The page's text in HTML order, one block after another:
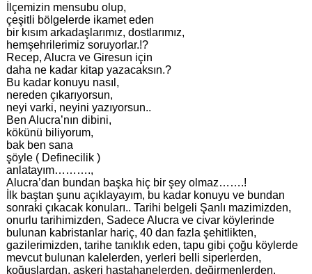
İlçemizin mensubu olup,
çeşitli bölgelerde ikamet eden
bir kısım arkadaşlarımız, dostlarımız,
hemşehrilerimiz soruyorlar.!?
Recep, Alucra ve Giresun için
daha ne kadar kitap yazacaksın.?
Bu kadar konuyu nasıl,
nereden çıkarıyorsun,
neyi varki, neyini yazıyorsun..
Ben Alucra’nın dibini,
kökünü biliyorum,
bak ben sana
şöyle ( Definecilik )
anlatayım……….,
Alucra’dan bundan başka hiç bir şey olmaz…….!
İlk baştan şunu açıklayayım, bu kadar konuyu ve bundan
sonraki çıkacak konuları.. Tarihi belgeli Şanlı mazimizden,
onurlu tarihimizden, Sadece Alucra ve civar köylerinde
bulunan kabristanlar hariç, 40 dan fazla şehitlikten,
gazilerimizden, tarihe tanıklık eden, tapu gibi çoğu köylerde
mevcut bulunan kalelerden, yerleri belli siperlerden,
koğuşlardan, askeri hastahanelerden, değirmenlerden,